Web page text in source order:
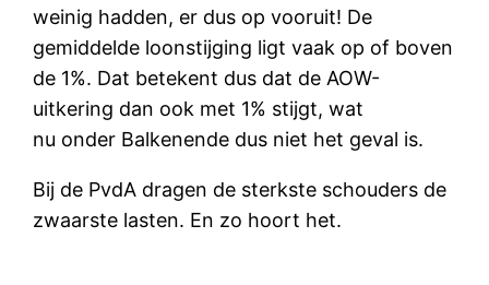
weinig hadden, er dus op vooruit! De
gemiddelde loonstijging ligt vaak op of boven
de 1%. Dat betekent dus dat de AOW-
uitkering dan ook met 1% stijgt, wat
nu onder Balkenende dus niet het geval is.
Bij de PvdA dragen de sterkste schouders de
zwaarste lasten. En zo hoort het.